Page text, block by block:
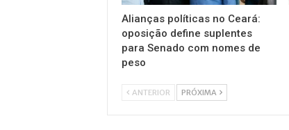
Alianças políticas no Ceará:
oposição define suplentes
para Senado com nomes de
peso
ANTERIOR PRÓXIMA